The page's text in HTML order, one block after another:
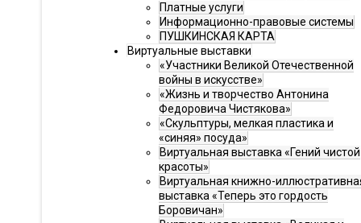
Платные услуги
Информационно-правовые системы
ПУШКИНСКАЯ КАРТА
Виртуальные выставки
«Участники Великой Отечественной
войны в искусстве»
«Жизнь и творчество Антонина
Федоровича Чистякова»
«Скульптуры, мелкая пластика и
«синяя» посуда»
Виртуальная выставка «Гений чистой
красоты»
Виртуальная книжно-
выставка «Теперь это гордость
Боровичан»